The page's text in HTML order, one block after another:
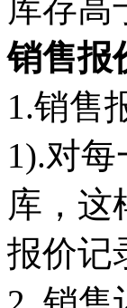
库存高
销售报
1.销售
1).对
库，这
报价记